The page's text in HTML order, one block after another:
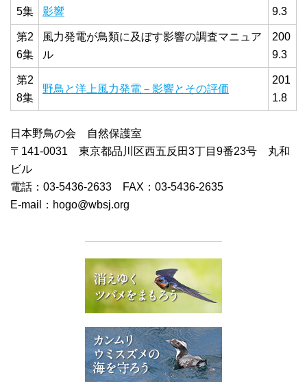
5集
影響
9.3
第2
6集
風力発電が鳥類に及ぼす影響の調査マニュア
ル
200
9.3
第2
8集
野鳥と洋上風力発電－影響とその評価
201
1.8
日本野鳥の会 自然保護室
〒141-0031 東京都品川区西五反田3丁目9番23号 丸和
ビル
電話：03-5436-2633 FAX：03-5436-2635
E-mail： hogo@wbsj.org